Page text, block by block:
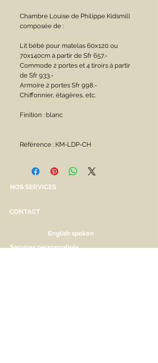
Chambre Louise de Philippe Kidsmill
composée de :
Lit bébé pour matelas 60x120 ou
70x140cm à partir de Sfr 657.-
Commode 2 portes et 4 tiroirs à partir
de Sfr 933.-
Armoire 2 portes Sfr 998.-
Chiffonnier, étagères, etc.
Finition : blanc
Référence : KM-LDP-CH
NOS SERVICES
CONTACT
English spoken
Services personnalisés